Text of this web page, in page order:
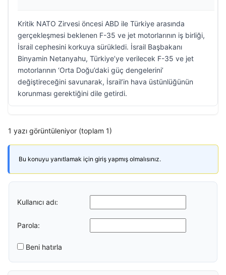
Kritik NATO Zirvesi öncesi ABD ile Türkiye arasında
gerçekleşmesi beklenen F-35 ve jet motorlarının iş birliği,
İsrail cephesini korkuya sürükledi. İsrail Başbakanı
Binyamin Netanyahu, Türkiye’ye verilecek F-35 ve jet
motorlarının ‘Orta Doğu’daki güç dengelerini’
değiştireceğini savunarak, İsrail’in hava üstünlüğünün
korunması gerektiğini dile getirdi.
1 yazı görüntüleniyor (toplam 1)
Bu konuyu yanıtlamak için giriş yapmış olmalısınız.
Kullanıcı adı:
Parola:
Beni hatırla